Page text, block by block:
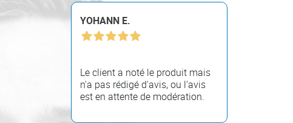
YOHANN E.
Le client a noté le produit mais
n'a pas rédigé d'avis, ou l'avis
est en attente de modération.